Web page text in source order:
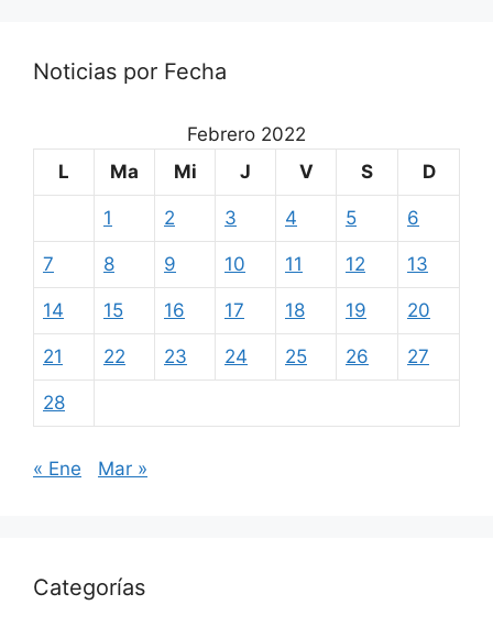
Noticias por Fecha
Febrero 2022
L
Ma Mi J V S D
1 2 3 4 5 6
7 8 9 10 11 12 13
14 15 16 17 18 19 20
21 22 23 24 25 26 27
28
« Ene Mar »
Categorías